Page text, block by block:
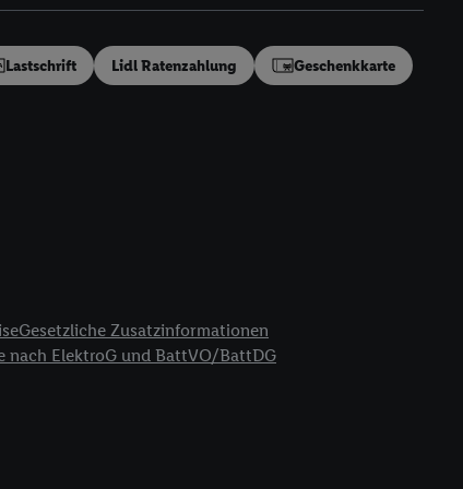
Lastschrift Lidl Ratenzahlung Geschenkkarte
Gesetzliche Zusatzinformationen
nach ElektroG und BattVO/BattDG
der
.
Klick auf
sämtlicher
auch für die
und
Utiq-
von